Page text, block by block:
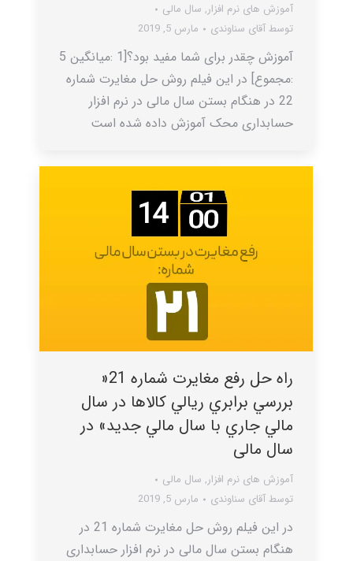
آموزش های نرم افزار, سال مالی
توسطآقای سناوندی مارس 5, 2019
آموزش چقدر برای شما مفید بود؟[1 :میانگین 5
:مجموع] در این فیلم روش حل مغایرت شماره
22 در هنگام بستن سال مالی در نرم افزار
حسابداری محک آموزش داده شده است
راه حل رفع مغایرت شماره 21«
بررسي برابري ريالي کالاها در سال
مالي جاري با سال مالي جديد» در
سال مالی
آموزش های نرم افزار, سال مالی
توسطآقای سناوندی مارس 5, 2019
در این فیلم روش حل مغایرت شماره 21 در
هنگام بستن سال مالی در نرم افزار حسابداری